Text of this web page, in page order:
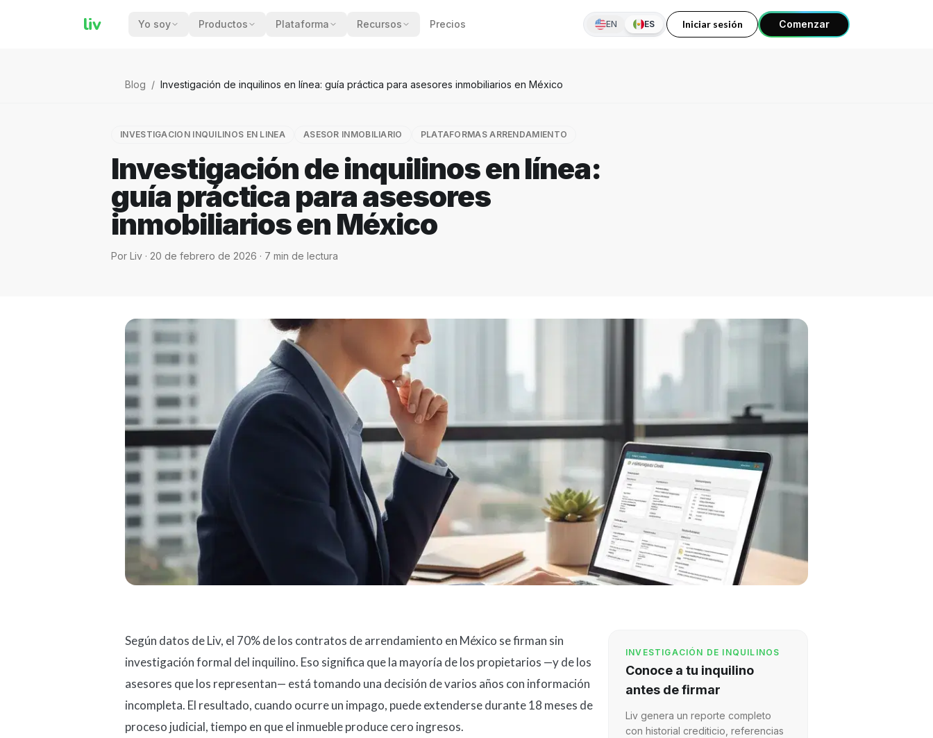
liv Yo soy Productos Plataforma Recursos Precios EN ES Iniciar sesión Comenzar
Blog / Investigación de inquilinos en línea: guía práctica para asesores inmobiliarios en México
INVESTIGACION INQUILINOS EN LINEA ASESOR INMOBILIARIO PLATAFORMAS ARRENDAMIENTO
Investigación de inquilinos en línea:
guía práctica para asesores
inmobiliarios en México
Por Liv · 20 de febrero de 2026 · 7 min de lectura
Según datos de Liv, el 70% de los contratos de arrendamiento en México se firman sin
investigación formal del inquilino. Eso significa que la mayoría de los propietarios —y de los
asesores que los representan— está tomando una decisión de varios años con información
incompleta. El resultado, cuando ocurre un impago, puede extenderse durante 18 meses de
proceso judicial, tiempo en que el inmueble produce cero ingresos.
INVESTIGACIÓN DE INQUILINOS
Conoce a tu inquilino
antes de firmar
Liv genera un reporte completo
con historial crediticio, referencias